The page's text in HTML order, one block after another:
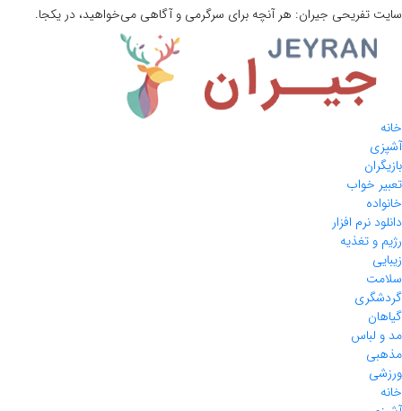
سایت تفریحی جیران: هر آنچه برای سرگرمی و آگاهی می‌خواهید، در یکجا.
خانه
آشپزی
بازیگران
تعبیر خواب
خانواده
دانلود نرم افزار
رژیم و تغذیه
زیبایی
سلامت
گردشگری
گیاهان
مد و لباس
مذهبی
ورزشی
خانه